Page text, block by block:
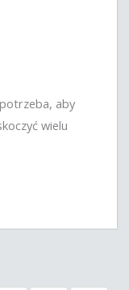
aby
wielu